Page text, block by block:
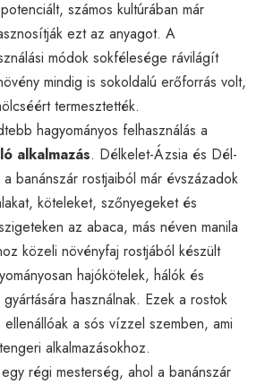
számos kultúrában már
ezt az anyagot. A
módok sokfélesége rávilágít
mindig is sokoldalú erőforrás volt,
termesztették.
hagyományos felhasználás a
alkalmazás. Délkelet-Ázsia és Dél-
banánszár rostjaiból már évszázadok
köteleket, szőnyegeket és
az abaca, más néven manila
közeli növényfaj rostjából készült
hajókötelek, hálók és
használnak. Ezek a rostok
a sós vízzel szemben, ami
alkalmazásokhoz.
régi mesterség, ahol a banánszár